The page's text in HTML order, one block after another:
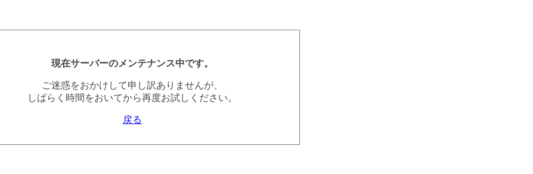
現在サーバーのメンテナンス中です。
ご迷惑をおかけして申し訳ありませんが、
しばらく時間をおいてから再度お試しください。
戻る